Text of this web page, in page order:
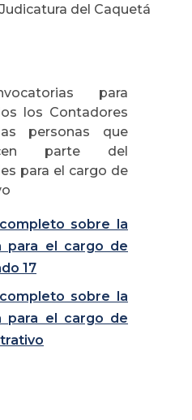
del Caquetá
para
los Contadores
personas que
parte del
para el cargo de
sobre la
para el cargo de
17
sobre la
para el cargo de